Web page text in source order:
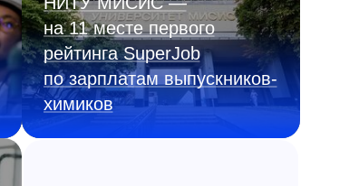
на 11 месте первого
рейтинга SuperJob
по зарплатам выпускников-
химиков